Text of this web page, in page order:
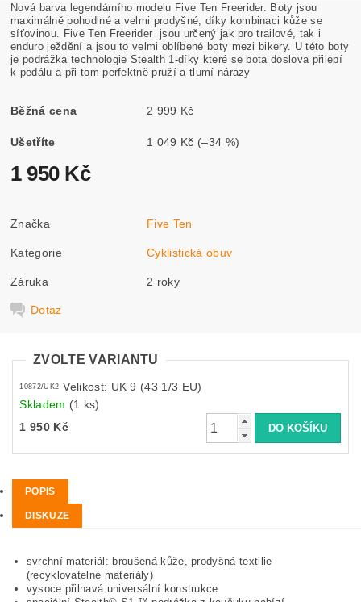
Nová barva legendárního modelu Five Ten Freerider. Boty jsou
maximálně pohodlné a velmi prodyšné, díky kombinaci kůže se
síťovinou. Five Ten Freerider jsou určený jak pro trailové, tak i
enduro ježdění a jsou to velmi oblíbené boty mezi bikery. U této boty
je podrážka technologie Stealth 1-díky které se bota doslova přilepí
k pedálu a při tom perfektně pruží a tlumí nárazy
Běžná cena 2 999 Kč
Ušetříte 1 049 Kč (–34 %)
1 950 Kč
Značka Five Ten
Kategorie Cyklistická obuv
Záruka 2 roky
Dotaz
ZVOLTE VARIANTU
10872/UK2 Velikost: UK 9 (43 1/3 EU)
Skladem (1 ks)
1 950 Kč
POPIS
DISKUZE
svrchní materiál: broušená kůže, prodyšná textilie
(recyklovatelné materiály)
vysoce přilnavá universální konstrukce